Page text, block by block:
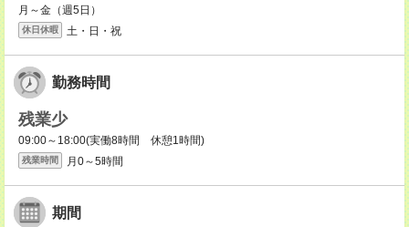
月～金（週5日）
休日休暇 土・日・祝
勤務時間
残業少
09:00～18:00(実働8時間 休憩1時間)
残業時間 月0～5時間
期間